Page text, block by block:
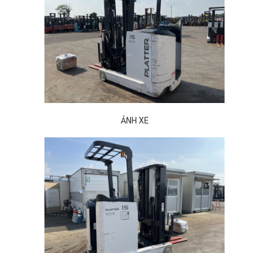
ẢNH XE